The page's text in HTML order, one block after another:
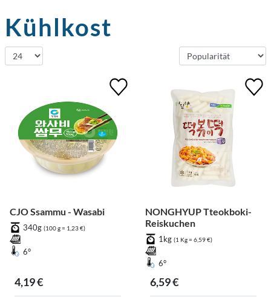
Kühlkost
CJO Ssammu - Wasabi
340g (100 g = 1,23 €)
6°
4,19 €
NONGHYUP Tteokboki-
Reiskuchen
1kg (1 Kg = 6,59 €)
6°
6,59 €